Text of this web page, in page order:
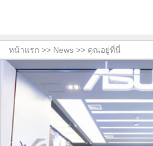
หน้าแรก >> News >> คุณอยู่ที่นี่